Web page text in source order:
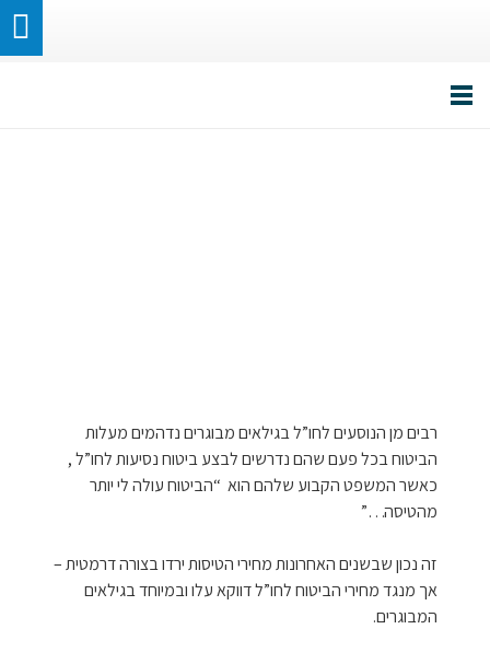
רבים מן הנוסעים לחו”ל בגילאים מבוגרים נדהמים מעלות
הביטוח בכל פעם שהם נדרשים לבצע ביטוח נסיעות לחו”ל ,
כאשר המשפט הקבוע שלהם הוא “הביטוח עולה לי יותר
מהטיסה…”
זה נכון שבשנים האחרונות מחירי הטיסות ירדו בצורה דרמטית –
אך מנגד מחירי הביטוח לחו”ל דווקא עלו ובמיוחד בגילאים
המבוגרים.